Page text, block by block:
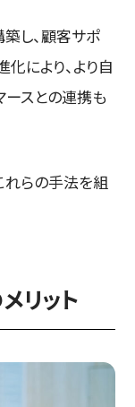
し、顧客サポ
により、より自
スとの連携も
れらの手法を組
リット